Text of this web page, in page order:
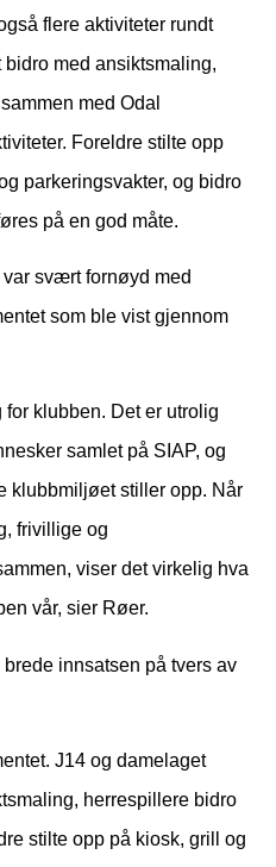
flere aktiviteter rundt
med ansiktsmaling,
med Odal
Foreldre stilte opp
parkeringsvakter, og bidro
på en god måte.
svært fornøyd med
som ble vist gjennom
klubben. Det er utrolig
samlet på SIAP, og
klubbmiljøet stiller opp. Når
frivillige og
viser det virkelig hva
vår, sier Røer.
innsatsen på tvers av
J14 og damelaget
herrespillere bidro
stilte opp på kiosk, grill og